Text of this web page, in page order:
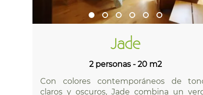
Jade
2 personas - 20 m2
Con colores contemporáneos de
claros y oscuros, Jade combina un